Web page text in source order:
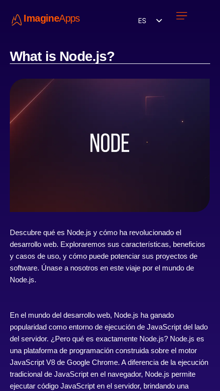
ImagineApps ES
What is Node.js?
Descubre qué es Node.js y cómo ha revolucionado el
desarrollo web. Exploraremos sus características, beneficios
y casos de uso, y cómo puede potenciar sus proyectos de
software. Únase a nosotros en este viaje por el mundo de
Node.js.
En el mundo del desarrollo web, Node.js ha ganado
popularidad como entorno de ejecución de JavaScript del lado
del servidor. ¿Pero qué es exactamente Node.js? Node.js es
una plataforma de programación construida sobre el motor
JavaScript V8 de Google Chrome. A diferencia de la ejecución
tradicional de JavaScript en el navegador, Node.js permite
ejecutar código JavaScript en el servidor, brindando una